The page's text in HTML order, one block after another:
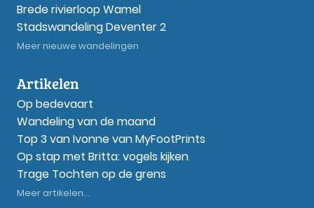
Brede rivierloop Wamel
Stadswandeling Deventer 2
Meer nieuwe wandelingen
Artikelen
Op bedevaart
Wandeling van de maand
Top 3 van Ivonne van MyFootPrints
Op stap met Britta: vogels kijken
Trage Tochten op de grens
Meer artikelen...